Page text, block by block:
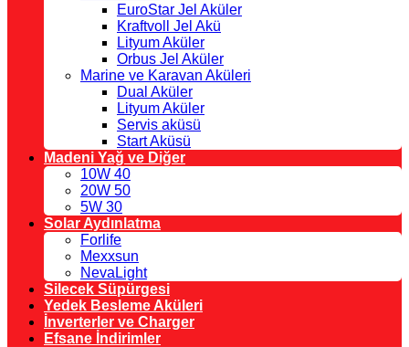
EuroStar Jel Aküler
Kraftvoll Jel Akü
Lityum Aküler
Orbus Jel Aküler
Marine ve Karavan Aküleri
Dual Aküler
Lityum Aküler
Servis aküsü
Start Aküsü
Madeni Yağ ve Diğer
10W 40
20W 50
5W 30
Solar Aydınlatma
Forlife
Mexxsun
NevaLight
Silecek Süpürgesi
Yedek Besleme Aküleri
İnverterler ve Charger
Efsane İndirimler